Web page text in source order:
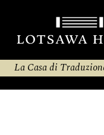
La Casa di